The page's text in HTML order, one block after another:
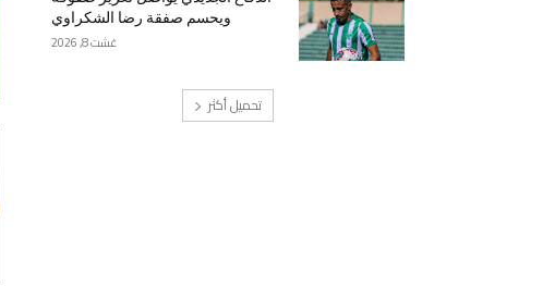
ويحسم صفقة رضا الشكراوي
غشت 8, 2026
تحميل أكثر